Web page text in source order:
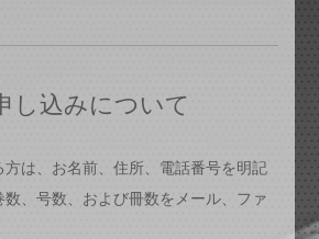
し込みについて
方は、お名前、住所、電話番号を明記
、号数、および冊数をメール、ファ